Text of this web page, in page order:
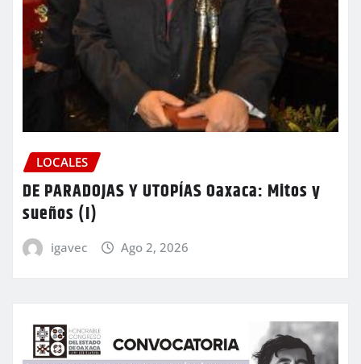
LOCALES
DE PARADOJAS Y UTOPÍAS Oaxaca: Mitos y
sueños (I)
igavec Ago 2, 2026